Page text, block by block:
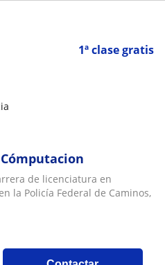
1ª clase gratis
de licenciatura en
la Policía Federal de Caminos,